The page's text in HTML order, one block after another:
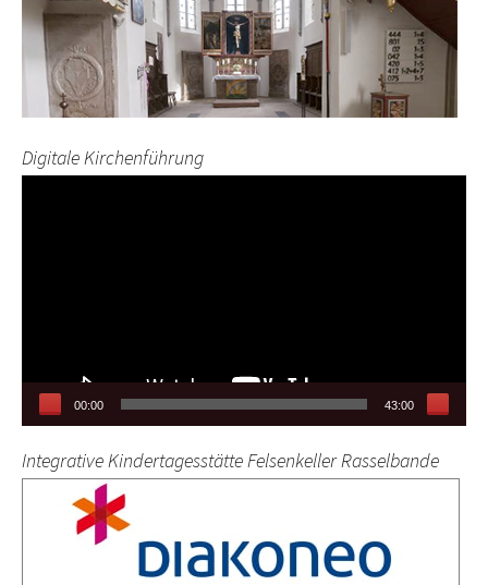
Digitale Kirchenführung
00:00 43:00
Integrative Kindertagesstätte Felsenkeller Rasselbande